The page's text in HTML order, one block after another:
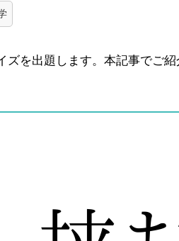
を出題します。本記事でご紹